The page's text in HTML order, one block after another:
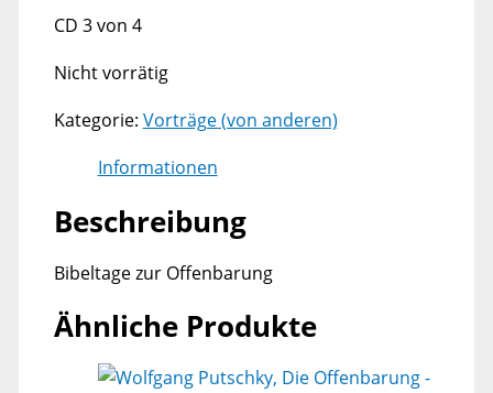
CD 3 von 4
Nicht vorrätig
Kategorie: Vorträge (von anderen)
Informationen
Beschreibung
Bibeltage zur Offenbarung
Ähnliche Produkte